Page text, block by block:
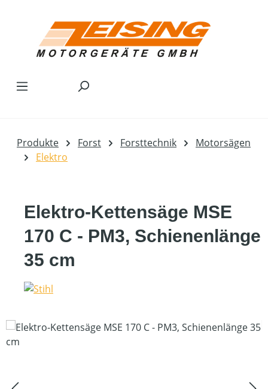
Produkte Forst Forsttechnik
Motorsägen
Elektro
Elektro-Kettensäge MSE
170 C - PM3, Schienenlänge
35 cm
Bildergalerie überspringen